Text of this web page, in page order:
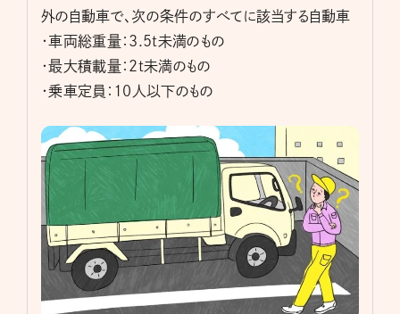
外の自動車で、次の条件のすべてに該当する自動車
・車両総重量：3.5t未満のもの
・最大積載量：2t未満のもの
・乗車定員：10人以下のもの